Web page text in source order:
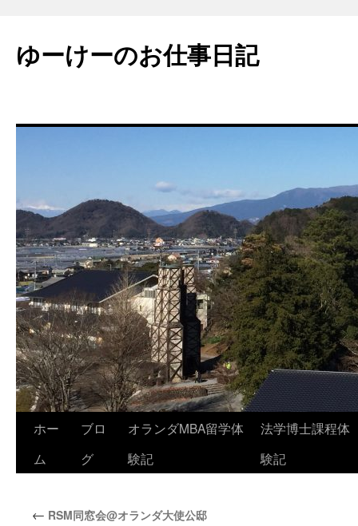
ゆーけーのお仕事日記
ン
ホー
ム
ブロ
グ
オランダMBA留学体
験記
法学博士課程体
験記
← RSM同窓会@オランダ大使公邸